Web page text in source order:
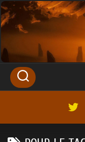
SKIP
TO
CONTENT